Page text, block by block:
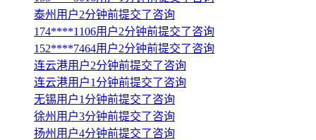
泰州用户2分钟前提交了咨询
174****1106用户2分钟前提交了咨询
152****7464用户2分钟前提交了咨询
连云港用户2分钟前提交了咨询
连云港用户1分钟前提交了咨询
无锡用户1分钟前提交了咨询
徐州用户3分钟前提交了咨询
扬州用户4分钟前提交了咨询